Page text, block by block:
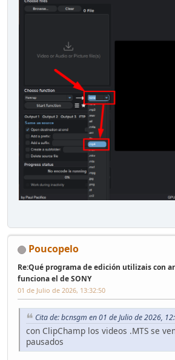
Poucopelo
Re:Qué programa de edición utilizais con
funciona el de SONY
01 de Julio de 2026, 13:32:50
Cita de: bcnsgm en 01 de Julio de 2026,
con ClipChamp los videos .MTS se
pausados